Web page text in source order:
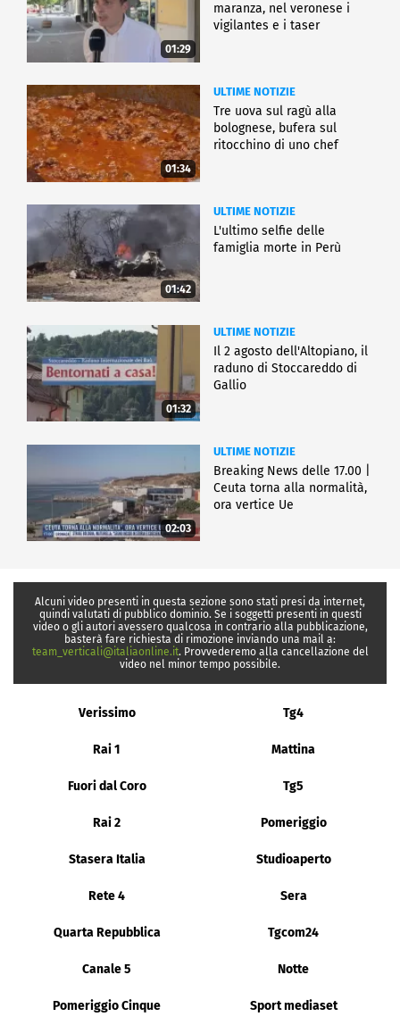
01:29
maranza, nel veronese i
vigilantes e i taser
01:34
ULTIME NOTIZIE
Tre uova sul ragù alla
bolognese, bufera sul
ritocchino di uno chef
01:42
ULTIME NOTIZIE
L'ultimo selfie delle
famiglia morte in Perù
01:32
ULTIME NOTIZIE
Il 2 agosto dell'Altopiano, il
raduno di Stoccareddo di
Gallio
02:03
ULTIME NOTIZIE
Breaking News delle 17.00 |
Ceuta torna alla normalità,
ora vertice Ue
Alcuni video presenti in questa sezione sono stati presi da internet,
quindi valutati di pubblico dominio. Se i soggetti presenti in questi
video o gli autori avessero qualcosa in contrario alla pubblicazione,
basterà fare richiesta di rimozione inviando una mail a:
team_verticali@italiaonline.it. Provvederemo alla cancellazione del
video nel minor tempo possibile.
Verissimo Tg4
Rai 1 Mattina
Fuori dal Coro Tg5
Rai 2 Pomeriggio
Stasera Italia Studioaperto
Rete 4 Sera
Quarta Repubblica Tgcom24
Canale 5 Notte
Pomeriggio Cinque Sport mediaset